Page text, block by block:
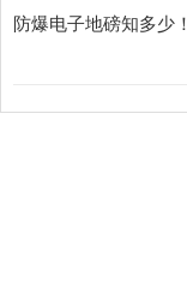
防爆电子地磅知多少！